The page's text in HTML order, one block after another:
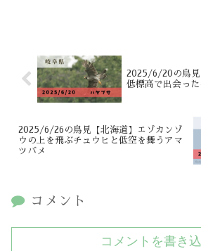
2025/6/20の鳥見
低標高で出会った
2025/6/26の鳥見【北海道】エゾカンゾ
ウの上を飛ぶチュウヒと低空を舞うアマ
ツバメ
コメント
コメントを書き